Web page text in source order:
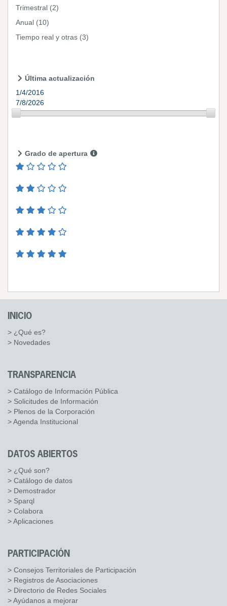
Trimestral (2)
Anual (10)
Tiempo real y otras (3)
Última actualización
1/4/2016
7/8/2026
Grado de apertura
INICIO
> ¿Qué es?
> Novedades
TRANSPARENCIA
> Catálogo de Información Pública
> Solicitudes de Información
> Plenos de la Corporación
> Agenda Institucional
DATOS ABIERTOS
> ¿Qué son?
> Catálogo de datos
> Demostrador
> Sparql
> Colabora
> Aplicaciones
PARTICIPACIÓN
> Consejos Territoriales de Participación
> Registros de Asociaciones
> Directorio de Redes Sociales
> Ayúdanos a mejorar